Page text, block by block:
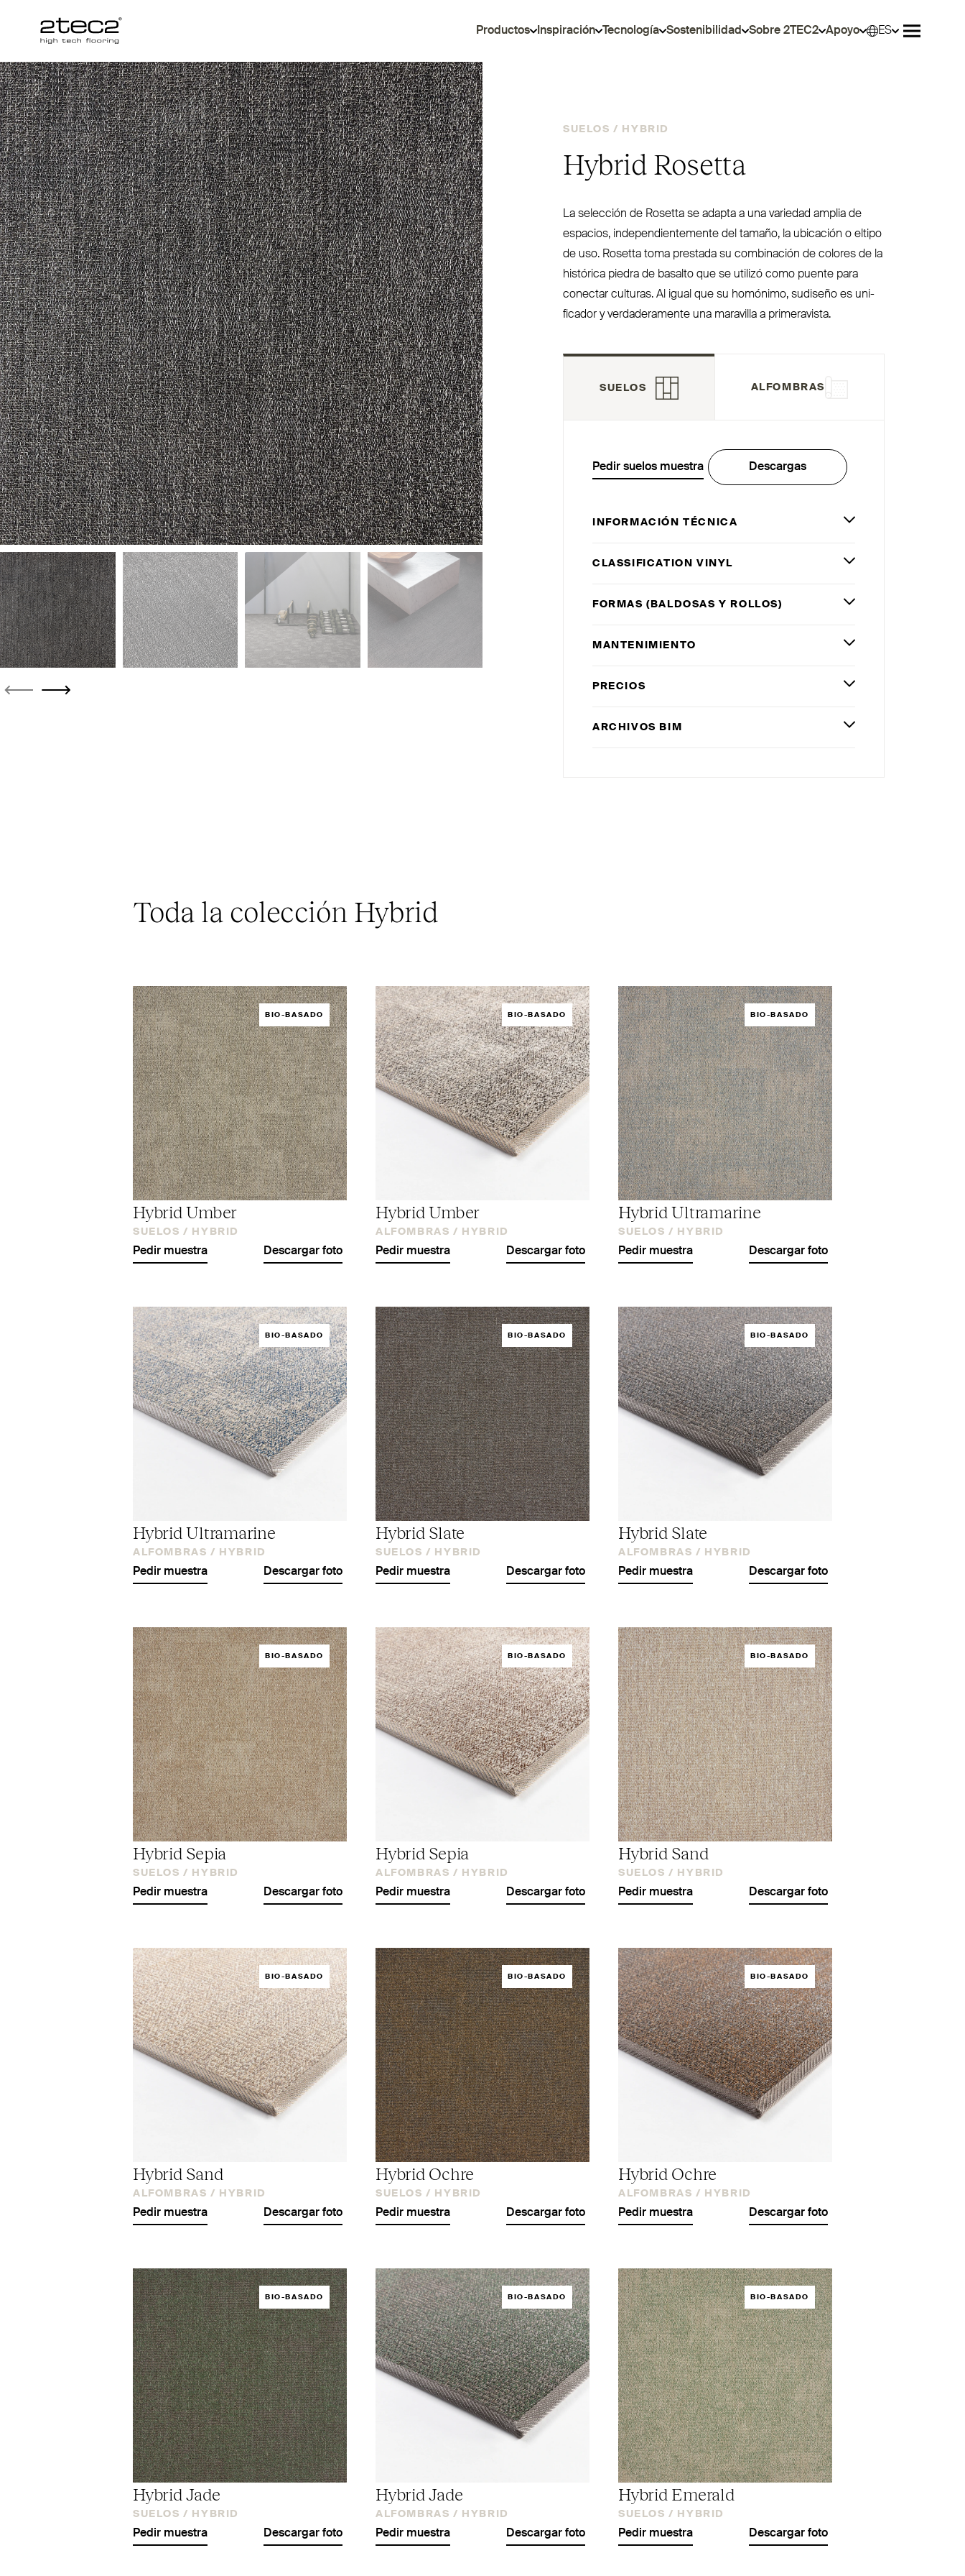
Primary Productos Inspiración Tecnología Sostenibilidad Sobre 2TEC2 Apoyo
ES
SUELOS / HYBRID
Hybrid Rosetta
La selección de Rosetta se adapta a una variedad amplia de
espacios, inde­pen­dien­temente del tamaño, la ubicación o eltipo
de uso. Rosetta toma prestada su com­binación de colores de la
histórica piedra de basalto que se utilizó como puente para
conectar culturas. Al igual que su homónimo, sudiseño es uni­
ficador y ver­da­de­ramente una maravilla a primeravista.
SUELOS ALFOMBRAS
Pedir suelos muestra Descargas
INFORMACIÓN TÉCNICA
CLASSIFICATION VINYL
FORMAS (BALDOSAS Y ROLLOS)
MANTENIMIENTO
PRECIOS
ARCHIVOS BIM
Toda la colección Hybrid
BIO-BASADO
Hybrid Umber
SUELOS / HYBRID
Pedir muestra Descargar foto
BIO-BASADO
Hybrid Umber
ALFOMBRAS / HYBRID
Pedir muestra Descargar foto
BIO-BASADO
Hybrid Ultramarine
SUELOS / HYBRID
Pedir muestra Descargar foto
BIO-BASADO
Hybrid Ultramarine
ALFOMBRAS / HYBRID
Pedir muestra Descargar foto
BIO-BASADO
Hybrid Slate
SUELOS / HYBRID
Pedir muestra Descargar foto
BIO-BASADO
Hybrid Slate
ALFOMBRAS / HYBRID
Pedir muestra Descargar foto
BIO-BASADO
Hybrid Sepia
SUELOS / HYBRID
Pedir muestra Descargar foto
BIO-BASADO
Hybrid Sepia
ALFOMBRAS / HYBRID
Pedir muestra Descargar foto
BIO-BASADO
Hybrid Sand
SUELOS / HYBRID
Pedir muestra Descargar foto
BIO-BASADO
Hybrid Sand
ALFOMBRAS / HYBRID
Pedir muestra Descargar foto
BIO-BASADO
Hybrid Ochre
SUELOS / HYBRID
Pedir muestra Descargar foto
BIO-BASADO
Hybrid Ochre
ALFOMBRAS / HYBRID
Pedir muestra Descargar foto
BIO-BASADO
Hybrid Jade
SUELOS / HYBRID
Pedir muestra Descargar foto
BIO-BASADO
Hybrid Jade
ALFOMBRAS / HYBRID
Pedir muestra Descargar foto
BIO-BASADO
Hybrid Emerald
SUELOS / HYBRID
Pedir muestra Descargar foto